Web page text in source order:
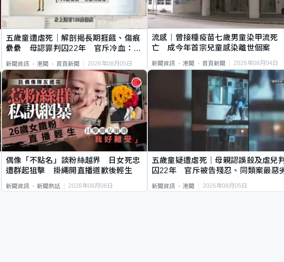
五歲童遭虐死｜解剖揭長期捱餓、傷痕
纍纍 母認罪判囚22年 官斥冷血：同
新聞資訊 港聞 首頁新聞 2026年08月05日
流感｜曾接種疫苗七歲男童染甲流死
亡 成今年首宗兒童感染離世個案
新聞資訊 港聞 首頁新聞 2026年08月04日
偶像「不點名」談粉絲越界 日女死忠
遭群起狙擊 掛繩開直播道歉後輕生
新聞資訊 新聞熱話 2026年08月06日
五歲童疑遭虐死｜母親認誤殺及虐兒
囚22年 官斥被告殘忍、同類案最惡
新聞資訊 港聞 2026年08月05日